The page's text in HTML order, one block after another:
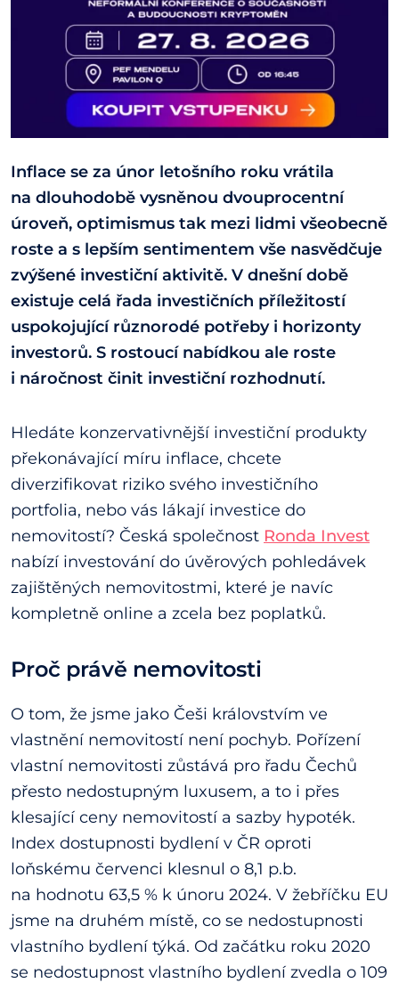
Inflace se za únor letošního roku vrátila
na dlouhodobě vysněnou dvouprocentní
úroveň, optimismus tak mezi lidmi všeobecně
roste a s lepším sentimentem vše nasvědčuje
zvýšené investiční aktivitě. V dnešní době
existuje celá řada investičních příležitostí
uspokojující různorodé potřeby i horizonty
investorů. S rostoucí nabídkou ale roste
i náročnost činit investiční rozhodnutí.
Hledáte konzervativnější investiční produkty
překonávající míru inflace, chcete
diverzifikovat riziko svého investičního
portfolia, nebo vás lákají investice do
nemovitostí? Česká společnost Ronda Invest
nabízí investování do úvěrových pohledávek
zajištěných nemovitostmi, které je navíc
kompletně online a zcela bez poplatků.
Proč právě nemovitosti
O tom, že jsme jako Češi královstvím ve
vlastnění nemovitostí není pochyb. Pořízení
vlastní nemovitosti zůstává pro řadu Čechů
přesto nedostupným luxusem, a to i přes
klesající ceny nemovitostí a sazby hypoték.
Index dostupnosti bydlení v ČR oproti
loňskému červenci klesnul o 8,1 p.b.
na hodnotu 63,5 % k únoru 2024. V žebříčku EU
jsme na druhém místě, co se nedostupnosti
vlastního bydlení týká. Od začátku roku 2020
se nedostupnost vlastního bydlení zvedla o 109